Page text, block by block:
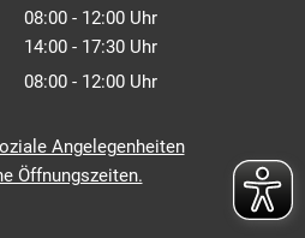
Von 08:00 bis 12:00 Uhr
08:00- 12:00Uhr
Von 08:00 bis 12:00 Uhr
14:00- 17:30Uhr
Von 14:00 bis 17:30 Uhr
08:00- 12:00Uhr
Angelegenheiten
Öffnungszeiten.